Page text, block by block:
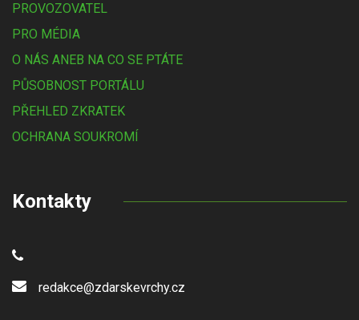
PROVOZOVATEL
PRO MÉDIA
O NÁS ANEB NA CO SE PTÁTE
PŮSOBNOST PORTÁLU
PŘEHLED ZKRATEK
OCHRANA SOUKROMÍ
Kontakty
redakce@zdarskevrchy.cz